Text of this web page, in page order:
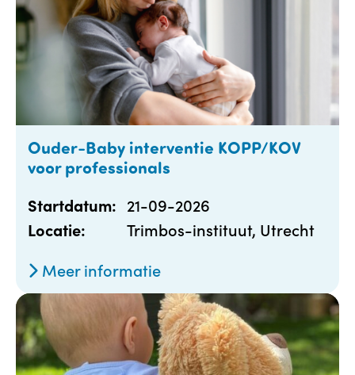
Ouder-Baby interventie KOPP/KOV
voor professionals
Startdatum: 21-09-2026
Locatie:
Trimbos-instituut, Utrecht
Meer informatie